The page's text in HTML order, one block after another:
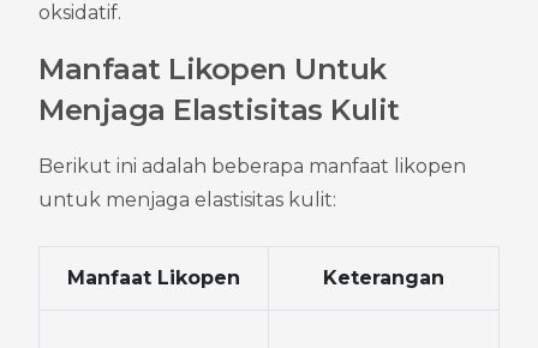
oksidatif.
Manfaat Likopen Untuk
Menjaga Elastisitas Kulit
Berikut ini adalah beberapa manfaat likopen
untuk menjaga elastisitas kulit:
Manfaat Likopen Keterangan